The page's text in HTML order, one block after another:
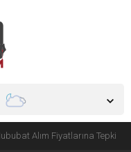
grup başkanvekilliği düştü